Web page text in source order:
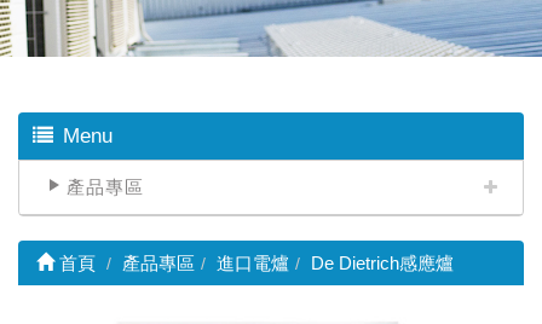
Menu
產品專區
首頁 產品專區 進口電爐 De Dietrich感應爐